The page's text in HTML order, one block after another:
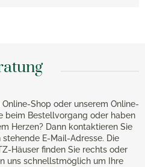
Shop oder unserem Online-
beim Bestellvorgang oder haben
Herzen? Dann kontaktieren Sie
E-Mail-Adresse. Die
Häuser finden Sie rechts oder
uns schnellstmöglich um Ihre